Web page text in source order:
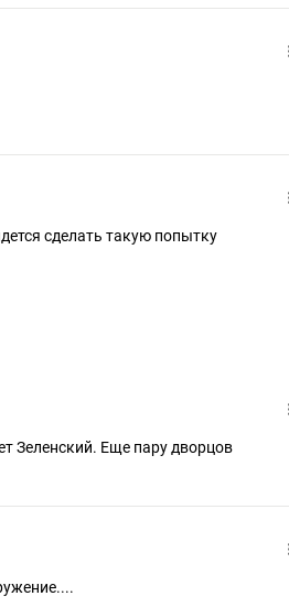
сделать такую попытку
Зеленский. Еще пару дворцов